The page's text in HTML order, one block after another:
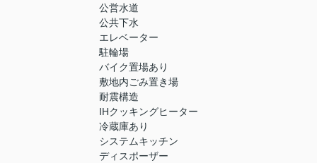
公営水道
公共下水
エレベーター
駐輪場
バイク置場あり
敷地内ごみ置き場
耐震構造
IHクッキングヒーター
冷蔵庫あり
システムキッチン
ディスポーザー